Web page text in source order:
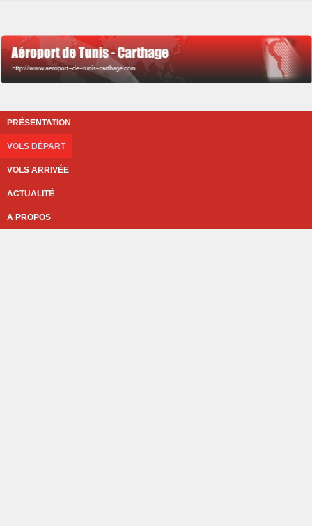
PRÉSENTATION
VOLS DÉPART
VOLS ARRIVÉE
ACTUALITÉ
A PROPOS